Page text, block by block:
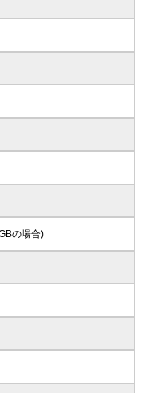
の場合)